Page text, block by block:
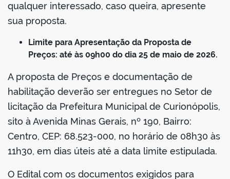
qualquer interessado, caso queira, apresente
sua proposta.
Limite para Apresentação da Proposta de
Preços: até às 09h00 do dia 25 de maio de 2026.
A proposta de Preços e documentação de
habilitação deverão ser entregues no Setor de
licitação da Prefeitura Municipal de Curionópolis,
sito à Avenida Minas Gerais, nº 190, Bairro:
Centro, CEP: 68.523-000, no horário de 08h30 às
11h30, em dias úteis até a data limite estipulada.
O Edital com os documentos exigidos para